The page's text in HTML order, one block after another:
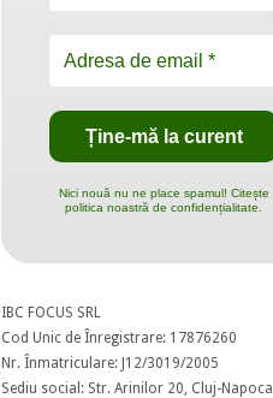
Nici nouă nu ne place spamul! Citește
politica noastră de confidențialitate.
IBC FOCUS SRL
Cod Unic de Înregistrare: 17876260
Nr. Înmatriculare: J12/3019/2005
Sediu social: Str. Arinilor 20, Cluj-Napoca